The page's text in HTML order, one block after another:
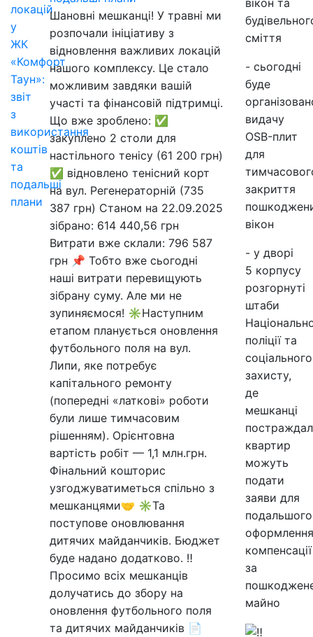
Шановні мешканці! У травні ми
розпочали ініціативу з
відновлення важливих локацій
нашого комплексу. Це стало
можливим завдяки вашій
участі та фінансовій підтримці.
Що вже зроблено: ✅
закуплено 2 столи для
настільного тенісу (61 200 грн)
✅ відновлено тенісний корт
на вул. Регенераторній (735
387 грн) Станом на 22.09.2025
зібрано: 614 440,56 грн
Витрати вже склали: 796 587
грн 📌 Тобто вже сьогодні
наші витрати перевищують
зібрану суму. Але ми не
зупиняємося! ✳️Наступним
етапом планується оновлення
футбольного поля на вул.
Липи, яке потребує
капітального ремонту
(попередні «латкові» роботи
були лише тимчасовим
рішенням). Орієнтовна
вартість робіт — 1,1 млн.грн.
Фінальний кошторис
узгоджуватиметься спільно з
мешканцями🤝 ✳️Та
поступове оновлювання
дитячих майданчиків. Бюджет
буде надано додатково. ‼️
Просимо всіх мешканців
долучатись до збору на
оновлення футбольного поля
та дитячих майданчиків 📄
сміття
- сьогодні
буде
видачу
OSB-плит
для
закриття
вікон
- у дворі
5 корпусу
розгорнуті
штаби
поліції та
соціального
захисту,
де
мешканці
квартир
можуть
подати
заяви для
подальшого
оформлення
компенсації
за
майно